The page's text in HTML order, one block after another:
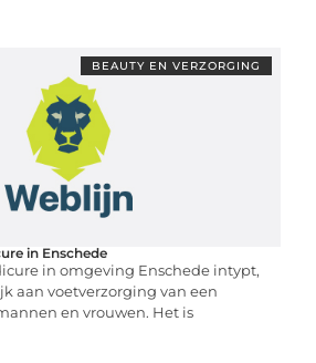
BEAUTY EN VERZORGING
in Enschede
in omgeving Enschede intypt,
aan voetverzorging van een
en vrouwen. Het is